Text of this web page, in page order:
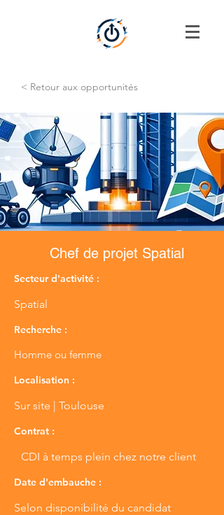
< Retour aux opportunités
Chef de projet Spatial
Secteur d'activité :
Spatial
Recherche :
Homme ou femme
Localisation :
Sur site | Toulouse
Contrat :
CDI à temps plein chez notre client
Date d'embauche :
Selon disponibilité du candidat